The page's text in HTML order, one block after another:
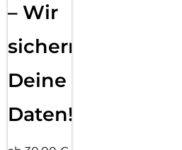
– Wir
sichern
Deine
Daten!